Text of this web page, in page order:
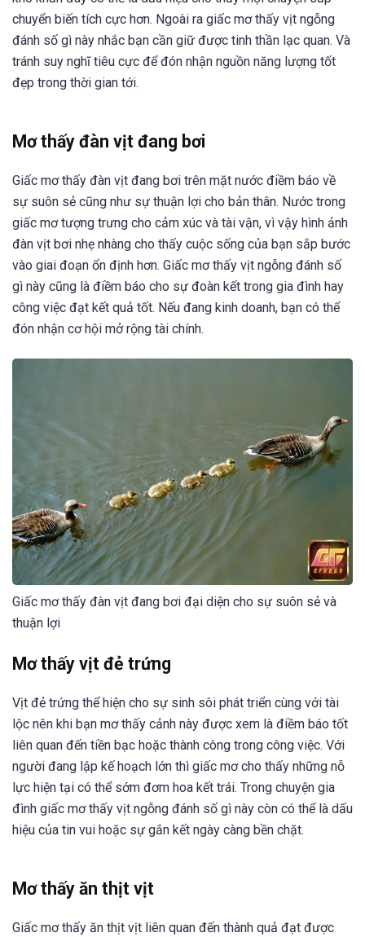
chuyển biến tích cực hơn. Ngoài ra giấc mơ thấy vịt ngỗng
đánh số gì này nhắc bạn cần giữ được tinh thần lạc quan. Và
tránh suy nghĩ tiêu cực để đón nhận nguồn năng lượng tốt
đẹp trong thời gian tới.
Mơ thấy đàn vịt đang bơi
Giấc mơ thấy đàn vịt đang bơi trên mặt nước điềm báo về
sự suôn sẻ cũng như sự thuận lợi cho bản thân. Nước trong
giấc mơ tượng trưng cho cảm xúc và tài vận, vì vậy hình ảnh
đàn vịt bơi nhẹ nhàng cho thấy cuộc sống của bạn sắp bước
vào giai đoạn ổn định hơn. Giấc mơ thấy vịt ngỗng đánh số
gì này cũng là điềm báo cho sự đoàn kết trong gia đình hay
công việc đạt kết quả tốt. Nếu đang kinh doanh, bạn có thể
đón nhận cơ hội mở rộng tài chính.
Giấc mơ thấy đàn vịt đang bơi đại diện cho sự suôn sẻ và
thuận lợi
Mơ thấy vịt đẻ trứng
Vịt đẻ trứng thể hiện cho sự sinh sôi phát triển cùng với tài
lộc nên khi bạn mơ thấy cảnh này được xem là điềm báo tốt
liên quan đến tiền bạc hoặc thành công trong công việc. Với
người đang lập kế hoạch lớn thì giấc mơ cho thấy những nỗ
lực hiện tại có thể sớm đơm hoa kết trái. Trong chuyện gia
đình giấc mơ thấy vịt ngỗng đánh số gì này còn có thể là dấu
hiệu của tin vui hoặc sự gắn kết ngày càng bền chặt.
Mơ thấy ăn thịt vịt
Giấc mơ thấy ăn thịt vịt liên quan đến thành quả đạt được